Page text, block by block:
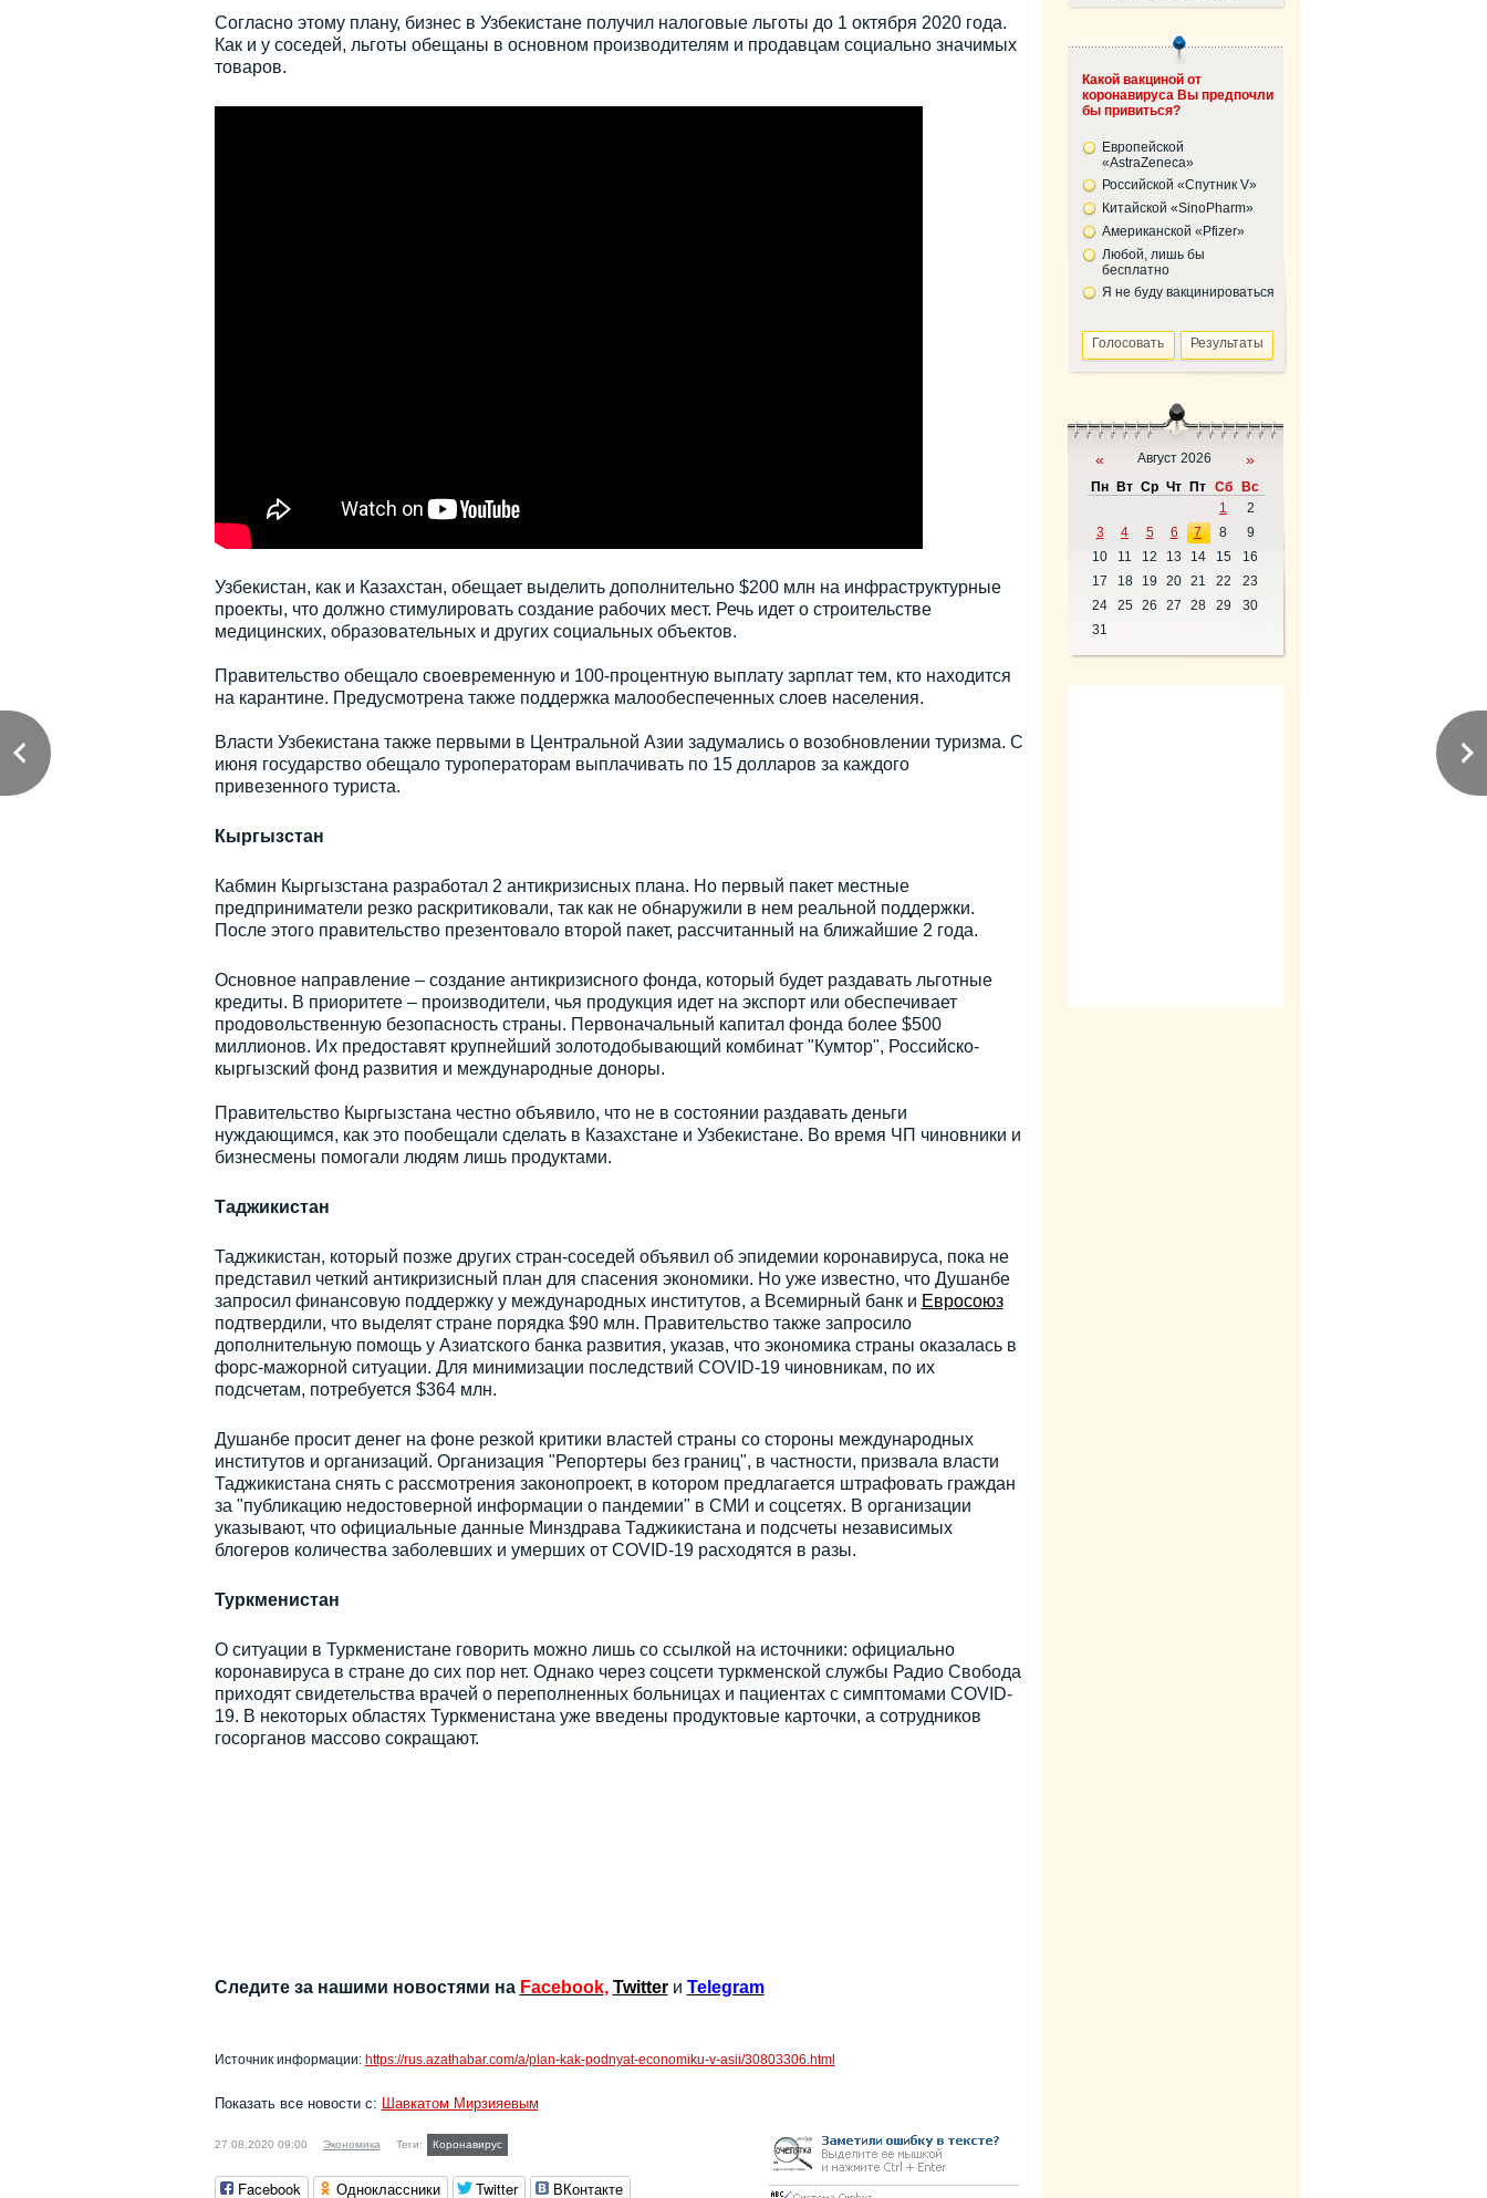
Согласно этому плану, бизнес в Узбекистане получил налоговые льготы до 1 октября 2020 года.
Как и у соседей, льготы обещаны в основном производителям и продавцам социально значимых
товаров.
Узбекистан, как и Казахстан, обещает выделить дополнительно $200 млн на инфраструктурные
проекты, что должно стимулировать создание рабочих мест. Речь идет о строительстве
медицинских, образовательных и других социальных объектов.
Правительство обещало своевременную и 100-процентную выплату зарплат тем, кто находится
на карантине. Предусмотрена также поддержка малообеспеченных слоев населения.
Власти Узбекистана также первыми в Центральной Азии задумались о возобновлении туризма. С
июня государство обещало туроператорам выплачивать по 15 долларов за каждого
привезенного туриста.
Кыргызстан
Кабмин Кыргызстана разработал 2 антикризисных плана. Но первый пакет местные
предприниматели резко раскритиковали, так как не обнаружили в нем реальной поддержки.
После этого правительство презентовало второй пакет, рассчитанный на ближайшие 2 года.
Основное направление – создание антикризисного фонда, который будет раздавать льготные
кредиты. В приоритете – производители, чья продукция идет на экспорт или обеспечивает
продовольственную безопасность страны. Первоначальный капитал фонда более $500
миллионов. Их предоставят крупнейший золотодобывающий комбинат "Кумтор", Российско-
кыргызский фонд развития и международные доноры.
Правительство Кыргызстана честно объявило, что не в состоянии раздавать деньги
нуждающимся, как это пообещали сделать в Казахстане и Узбекистане. Во время ЧП чиновники и
бизнесмены помогали людям лишь продуктами.
Таджикистан
Таджикистан, который позже других стран-соседей объявил об эпидемии коронавируса, пока не
представил четкий антикризисный план для спасения экономики. Но уже известно, что Душанбе
запросил финансовую поддержку у международных институтов, а Всемирный банк и Евросоюз
подтвердили, что выделят стране порядка $90 млн. Правительство также запросило
дополнительную помощь у Азиатского банка развития, указав, что экономика страны оказалась в
форс-мажорной ситуации. Для минимизации последствий COVID-19 чиновникам, по их
подсчетам, потребуется $364 млн.
Душанбе просит денег на фоне резкой критики властей страны со стороны международных
институтов и организаций. Организация "Репортеры без границ", в частности, призвала власти
Таджикистана снять с рассмотрения законопроект, в котором предлагается штрафовать граждан
за "публикацию недостоверной информации о пандемии" в СМИ и соцсетях. В организации
указывают, что официальные данные Минздрава Таджикистана и подсчеты независимых
блогеров количества заболевших и умерших от COVID-19 расходятся в разы.
Туркменистан
О ситуации в Туркменистане говорить можно лишь со ссылкой на источники: официально
коронавируса в стране до сих пор нет. Однако через соцсети туркменской службы Радио Свобода
приходят свидетельства врачей о переполненных больницах и пациентах с симптомами COVID-
19. В некоторых областях Туркменистана уже введены продуктовые карточки, а сотрудников
госорганов массово сокращают.
Следите за нашими новостями на Facebook, Twitter и Telegram
Источник информации: https://rus.azathabar.com/a/plan-kak-podnyat-economiku-v-asii/30803306.html
Показать все новости с: Шавкатом Мирзияевым
27.08.2020 09:00 Экономика Теги: Коронавирус
Facebook Одноклассники Twitter ВКонтакте
Какой вакциной от
коронавируса Вы предпочли
бы привиться?
Европейской
«AstraZeneca»
Российской «Спутник V»
Китайской «SinoPharm»
Американской «Pfizer»
Любой, лишь бы
бесплатно
Я не буду вакцинироваться
« Август 2026 »
Пн Вт Ср Чт Пт Сб
Вс
1
2
3
4 5 6 7 8
9
10
11 12 13 14 15
16
17
18 19 20 21 22
23
24
25 26 27 28 29
30
31